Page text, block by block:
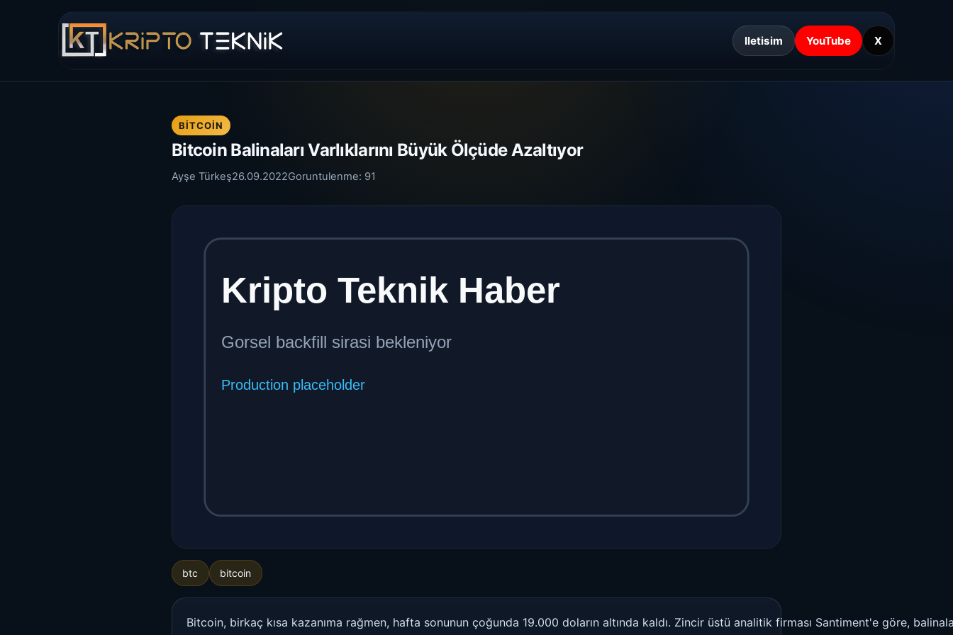
Iletisim YouTube X
BITCOIN
Bitcoin Balinaları Varlıklarını Büyük Ölçüde Azaltıyor
Ayşe Türkeş26.09.2022Goruntulenme: 91
btc bitcoin
Bitcoin, birkaç kısa kazanıma rağmen, hafta sonunun çoğunda 19.000 doların altında kaldı. Zincir üstü analitik firması Santiment'e göre,